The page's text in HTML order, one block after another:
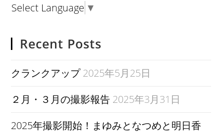
Select Language ▼
Recent Posts
クランクアップ 2025年5月25日
２月・３月の撮影報告 2025年3月31日
2025年撮影開始！まゆみとなつめと明日香